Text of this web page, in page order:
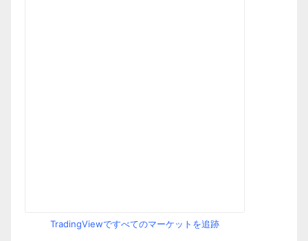
TradingViewですべてのマーケットを追跡